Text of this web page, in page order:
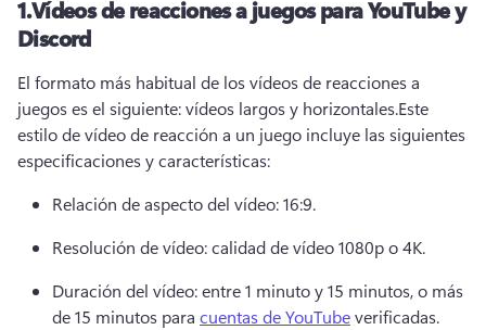
1.Vídeos de reacciones a juegos para YouTube y
Discord
El formato más habitual de los vídeos de reacciones a
juegos es el siguiente: vídeos largos y horizontales.Este
estilo de vídeo de reacción a un juego incluye las siguientes
especificaciones y características:
Relación de aspecto del vídeo: 16:9.
Resolución de vídeo: calidad de vídeo 1080p o 4K.
Duración del vídeo: entre 1 minuto y 15 minutos, o más
de 15 minutos para cuentas de YouTube verificadas.